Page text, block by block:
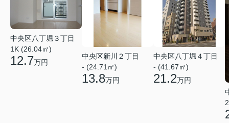
中央区八丁堀３丁目
1K (26.04㎡)
12.7万円
中央区新川２丁目
- (24.71㎡)
13.8万円
中央区八丁堀４丁目
- (41.67㎡)
21.2万円